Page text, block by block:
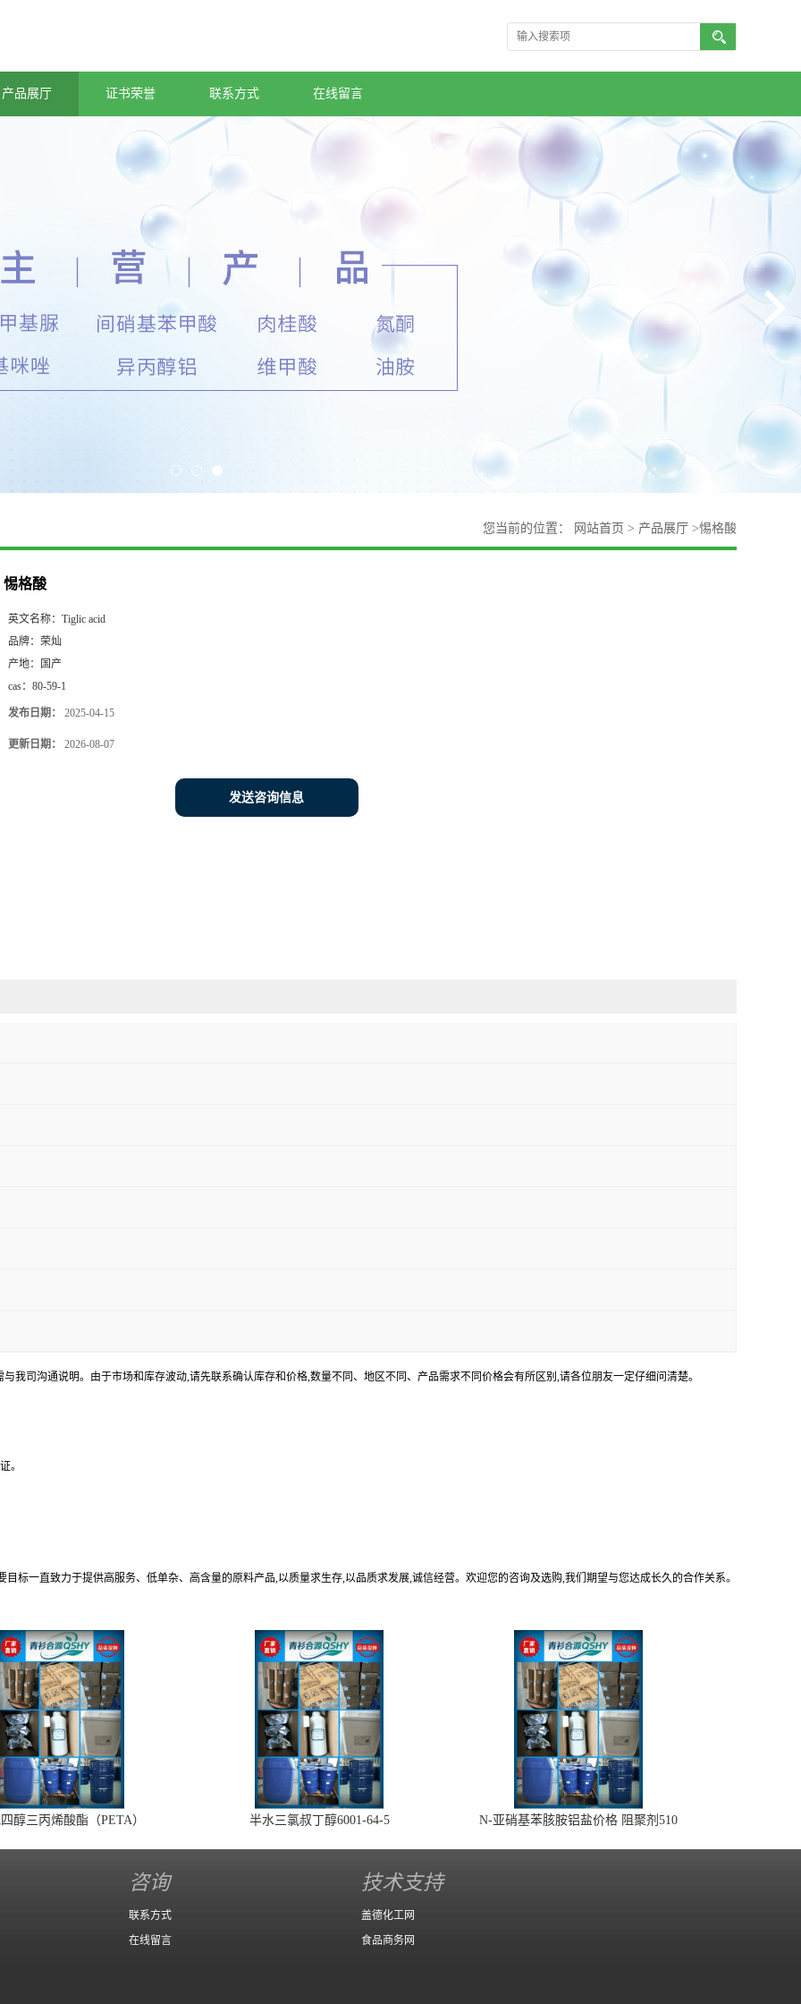
产品展厅 证书荣誉 联系方式 在线留言
您当前的位置： 网站首页 > 产品展厅 >惕格酸
惕格酸
英文名称： Tiglic acid
品牌： 荣灿
产地：
国产
cas： 80-59-1
发布日期： 2025-04-15
更新日期： 2026-08-07
发送咨询信息
我司沟通说明。由于市场和库存波动,请先联系确认库存和价格,数量不同、地区不同、产品需求不同价格会有所区别,请各位朋友一定仔细问清楚。
。
标一直致力于提供高服务、低单杂、高含量的原料产品,以质量求生存,以品质求发展,诚信经营。欢迎您的咨询及选购,我们期望与您达成长久的合作关系。
醇三丙烯酸酯（PETA） 半水三氯叔丁醇6001-64-5 N-亚硝基苯胲胺铝盐价格 阻聚剂510
咨询
联系方式
在线留言
技术支持
盖德化工网
食品商务网